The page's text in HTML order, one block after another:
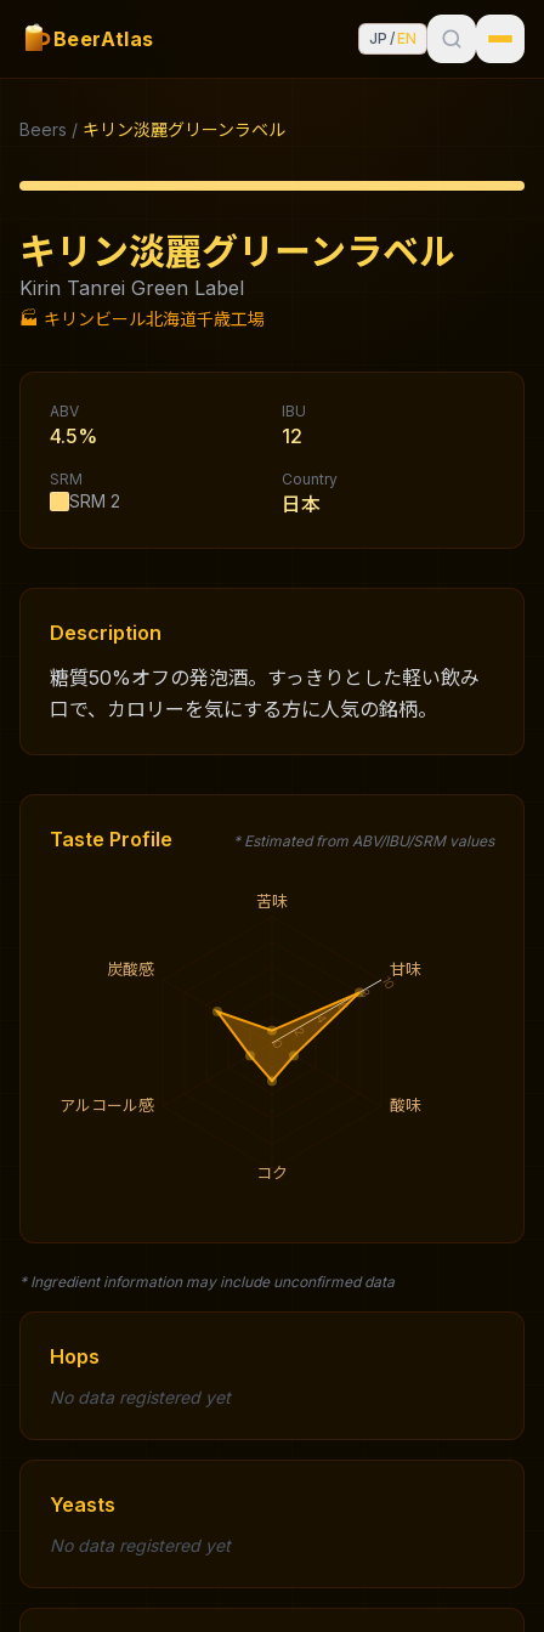
BeerAtlas JP /EN
Beers / キリン淡麗グリーンラベル
キリン淡麗グリーンラベル
Kirin Tanrei Green Label
🏭 キリンビール北海道千歳工場
ABV
4.5%
IBU
12
SRM
SRM 2
Country
日本
Description
糖質50%オフの発泡酒。すっきりとした軽い飲み
口で、カロリーを気にする方に人気の銘柄。
Taste Profile * Estimated from ABV/IBU/SRM values
苦味
甘味
酸味
コク
アルコール感
炭酸感
0
2
4
6
8
10
* Ingredient information may include unconfirmed data
Hops
No data registered yet
Yeasts
No data registered yet